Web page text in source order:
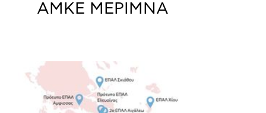
ΑΜΚΕ ΜΕΡΙΜΝΑ